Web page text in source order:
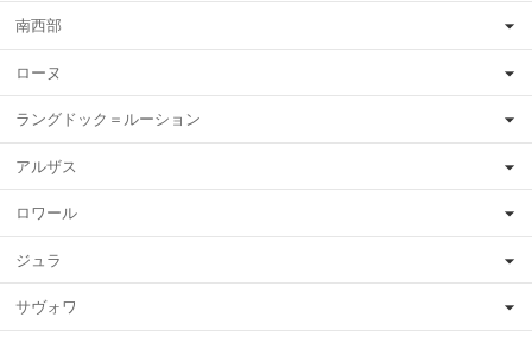
南西部
ローヌ
ラングドック＝ルーション
アルザス
ロワール
ジュラ
サヴォワ